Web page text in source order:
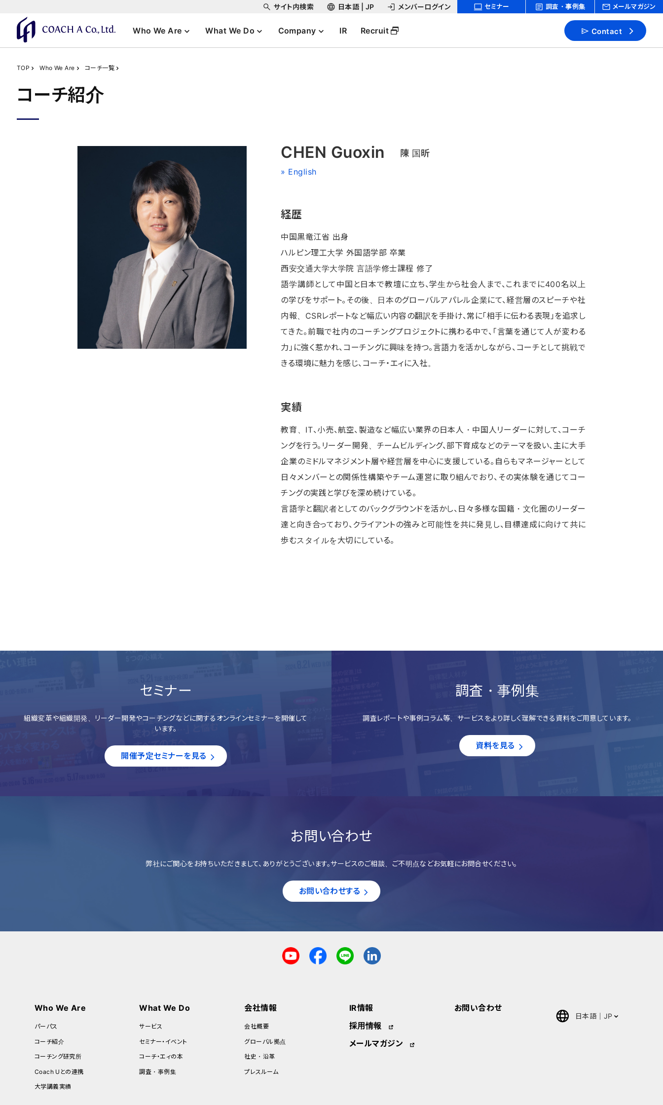
サイト内検索 日本語 | JP メンバーログイン セミナー 調査・事例集 メールマガジン
Who We Are What We Do Company IR Recruit Contact
TOP Who We Are コーチ一覧
コーチ紹介
CHEN Guoxin 陳 国昕
» English
経歴
中国黒竜江省 出身
ハルピン理工大学 外国語学部 卒業
西安交通大学大学院 言語学修士課程 修了
語学講師として中国と日本で教壇に立ち、学生から社会人まで、これまでに400名以上
の学びをサポート。その後、日本のグローバルアパレル企業にて、経営層のスピーチや社
内報、CSRレポートなど幅広い内容の翻訳を手掛け、常に「相手に伝わる表現」を追求し
てきた。前職で社内のコーチングプロジェクトに携わる中で、「言葉を通じて人が変わる
力」に強く惹かれ、コーチングに興味を持つ。言語力を活かしながら、コーチとして挑戦で
きる環境に魅力を感じ、コーチ・エィに入社。
実績
教育、IT、小売、航空、製造など幅広い業界の日本人・中国人リーダーに対して、コーチ
ングを行う。リーダー開発、チームビルディング、部下育成などのテーマを扱い、主に大手
企業のミドルマネジメント層や経営層を中心に支援している。自らもマネージャーとして
日々メンバーとの関係性構築やチーム運営に取り組んでおり、その実体験を通じてコー
チングの実践と学びを深め続けている。
言語学と翻訳者としてのバックグラウンドを活かし、日々多様な国籍・文化圏のリーダー
達と向き合っており、クライアントの強みと可能性を共に発見し、目標達成に向けて共に
歩むスタイルを大切にしている。
セミナー
組織変革や組織開発、リーダー開発やコーチングなどに関するオンラインセミナーを開催して
います。
開催予定セミナーを見る
調査・事例集
調査レポートや事例コラム等、サービスをより詳しく理解できる資料をご用意しています。
資料を見る
お問い合わせ
弊社にご関心をお持ちいただきまして、ありがとうございます。サービスのご相談、ご不明点などお気軽にお問合せください。
お問い合わせする
Who We Are
パーパス
コーチ紹介
コーチング研究所
Coach Uとの連携
大学講義実績
What We Do
サービス
セミナー・イベント
コーチ・エィの本
調査・事例集
会社情報
会社概要
グローバル拠点
社史・沿革
プレスルーム
IR情報
採用情報
メールマガジン
お問い合わせ
日本語 JP